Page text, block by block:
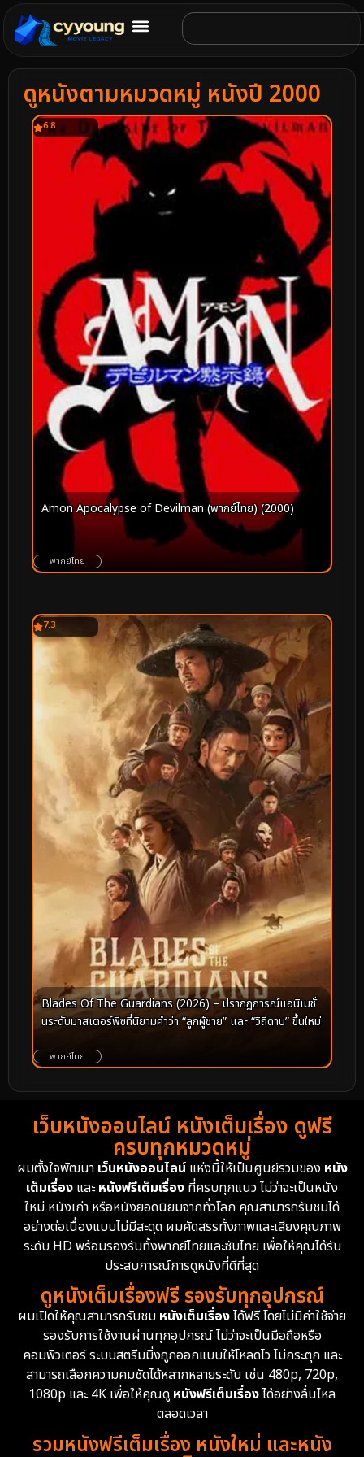
ดูหนังตามหมวดหมู่ หนังปี 2000
6.8
Amon Apocalypse of Devilman (พากย์ไทย) (2000)
พากย์ไทย
7.3
Blades Of The Guardians (2026) – ปรากฏการณ์แอนิเมชั่
นระดับมาสเตอร์พีซที่นิยามคำว่า “ลูกผู้ชาย” และ “วิถีดาบ” ขึ้นใหม่
พากย์ไทย
เว็บหนังออนไลน์ หนังเต็มเรื่อง ดูฟรี
ครบทุกหมวดหมู่
ผมตั้งใจพัฒนา เว็บหนังออนไลน์แห่งนี้ให้เป็นศูนย์รวมของ หนัง
เต็มเรื่อง และหนังฟรีเต็มเรื่อง ที่ครบทุกแนว ไม่ว่าจะเป็นหนัง
ใหม่ หนังเก่า หรือหนังยอดนิยมจากทั่วโลก คุณสามารถรับชมได้
อย่างต่อเนื่องแบบไม่มีสะดุด ผมคัดสรรทั้งภาพและเสียงคุณภาพ
ระดับ HD พร้อมรองรับทั้งพากย์ไทยและซับไทย เพื่อให้คุณได้รับ
ประสบการณ์การดูหนังที่ดีที่สุด
ดูหนังเต็มเรื่องฟรี รองรับทุกอุปกรณ์
ผมเปิดให้คุณสามารถรับชม หนังเต็มเรื่องได้ฟรี โดยไม่มีค่าใช้จ่าย
รองรับการใช้งานผ่านทุกอุปกรณ์ ไม่ว่าจะเป็นมือถือหรือ
คอมพิวเตอร์ ระบบสตรีมมิ่งถูกออกแบบให้โหลดไว ไม่กระตุก และ
สามารถเลือกความคมชัดได้หลากหลายระดับ เช่น 480p, 720p,
1080p และ 4K เพื่อให้คุณดูหนังฟรีเต็มเรื่องได้อย่างลื่นไหล
ตลอดเวลา
รวมหนังฟรีเต็มเรื่อง หนังใหม่ และหนัง